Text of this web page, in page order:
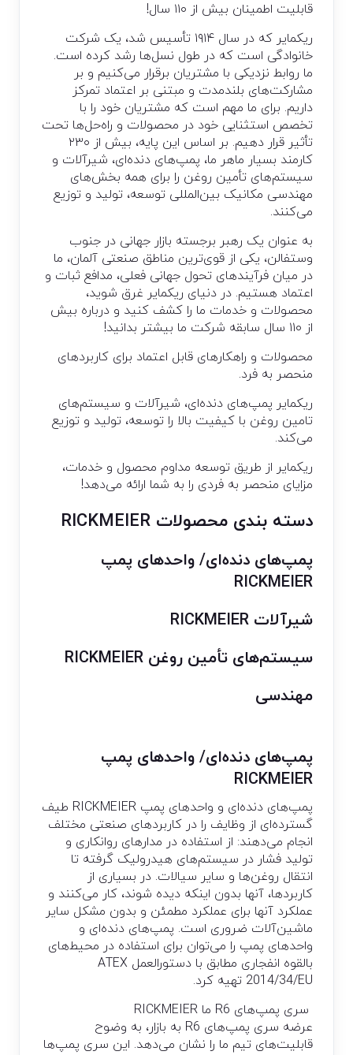
قابلیت اطمینان بیش از ۱۱۰ سال!
ریکمایر که در سال ۱۹۱۴ تأسیس شد، یک شرکت
خانوادگی است که در طول نسل‌ها رشد کرده است.
ما روابط نزدیکی با مشتریان برقرار می‌کنیم و بر
مشارکت‌های بلندمدت و مبتنی بر اعتماد تمرکز
داریم. برای ما مهم است که مشتریان خود را با
تخصص استثنایی خود در محصولات و راه‌حل‌ها تحت
تأثیر قرار دهیم. بر اساس این پایه، بیش از ۲۳۰
کارمند بسیار ماهر ما، پمپ‌های دنده‌ای، شیرآلات و
سیستم‌های تأمین روغن را برای همه بخش‌های
مهندسی مکانیک بین‌المللی توسعه، تولید و توزیع
می‌کنند.
به عنوان یک رهبر برجسته بازار جهانی در جنوب
وستفالن، یکی از قوی‌ترین مناطق صنعتی آلمان، ما
در میان فرآیندهای تحول جهانی فعلی، مدافع ثبات و
اعتماد هستیم. در دنیای ریکمایر غرق شوید،
محصولات و خدمات ما را کشف کنید و درباره بیش
از ۱۱۰ سال سابقه شرکت ما بیشتر بدانید!
محصولات و راهکارهای قابل اعتماد برای کاربردهای
منحصر به فرد.
ریکمایر پمپ‌های دنده‌ای، شیرآلات و سیستم‌های
تامین روغن با کیفیت بالا را توسعه، تولید و توزیع
می‌کند.
ریکمایر از طریق توسعه مداوم محصول و خدمات،
مزایای منحصر به فردی را به شما ارائه می‌دهد!
دسته بندی محصولات RICKMEIER
پمپ‌های دنده‌ای/ واحدهای پمپ
RICKMEIER
شیرآلات RICKMEIER
سیستم‌های تأمین روغن RICKMEIER
مهندسی
پمپ‌های دنده‌ای/ واحدهای پمپ
RICKMEIER
پمپ‌های دنده‌ای و واحدهای پمپ RICKMEIER طیف
گسترده‌ای از وظایف را در کاربردهای صنعتی مختلف
انجام می‌دهند: از استفاده در مدارهای روانکاری و
تولید فشار در سیستم‌های هیدرولیک گرفته تا
انتقال روغن‌ها و سایر سیالات. در بسیاری از
کاربردها، آنها بدون اینکه دیده شوند، کار می‌کنند و
عملکرد آنها برای عملکرد مطمئن و بدون مشکل سایر
ماشین‌آلات ضروری است. پمپ‌های دنده‌ای و
واحدهای پمپ را می‌توان برای استفاده در محیط‌های
بالقوه انفجاری مطابق با دستورالعمل ATEX
2014/34/EU تهیه کرد.
سری پمپ‌های R6 ما RICKMEIER
عرضه سری پمپ‌های R6 به بازار، به وضوح
قابلیت‌های تیم ما را نشان می‌دهد. این سری پمپ‌ها